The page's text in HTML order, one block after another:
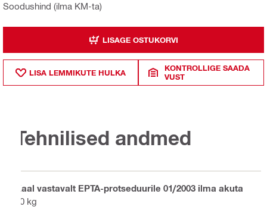
Soodushind (ilma KM-ta)
LISAGE OSTUKORVI
LISA LEMMIKUTE HULKA
KONTROLLIGE SAADA
VUST
Tehnilised andmed
Kaal vastavalt EPTA-protseduurile 01/2003 ilma akuta
10 kg